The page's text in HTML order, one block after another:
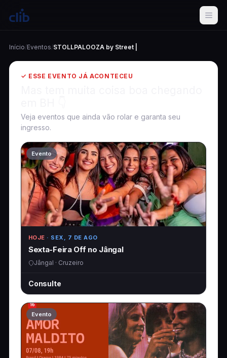
Início/Eventos/STOLLPALOOZA by Street |
✓ ESSE EVENTO JÁ ACONTECEU
Veja eventos que ainda vão rolar e garanta seu
ingresso.
Evento
HOJE · SEX, 7 DE AGO
Sexta-Feira Off no Jângal
Jângal · Cruzeiro
Consulte
Evento